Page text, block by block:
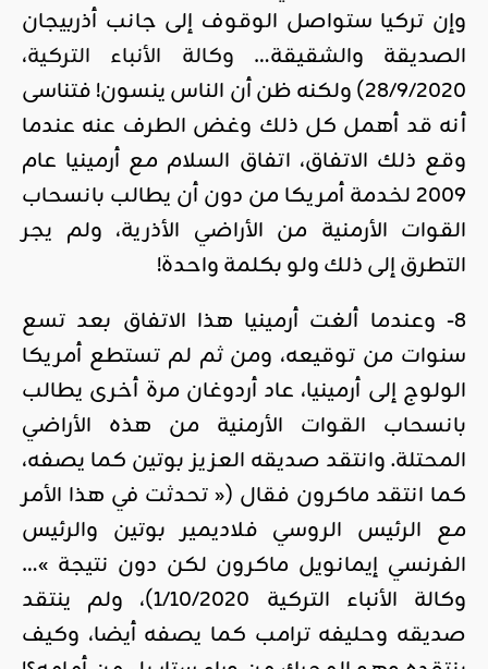
وإن تركيا ستواصل الوقوف إلى جانب أذربيجان
الصديقة والشقيقة… وكالة الأنباء التركية،
28/9/2020) ولكنه ظن أن الناس ينسون! فتناسى
أنه قد أهمل كل ذلك وغض الطرف عنه عندما
وقع ذلك الاتفاق، اتفاق السلام مع أرمينيا عام
2009 لخدمة أمريكا من دون أن يطالب بانسحاب
القوات الأرمنية من الأراضي الأذرية، ولم يجر
التطرق إلى ذلك ولو بكلمة واحدة!
8- وعندما ألغت أرمينيا هذا الاتفاق بعد تسع
سنوات من توقيعه، ومن ثم لم تستطع أمريكا
الولوج إلى أرمينيا، عاد أردوغان مرة أخرى يطالب
بانسحاب القوات الأرمنية من هذه الأراضي
المحتلة. وانتقد صديقه العزيز بوتين كما يصفه،
كما انتقد ماكرون فقال (« تحدثت في هذا الأمر
مع الرئيس الروسي فلاديمير بوتين والرئيس
الفرنسي إيمانويل ماكرون لكن دون نتيجة »…
وكالة الأنباء التركية 1/10/2020)، ولم ينتقد
صديقه وحليفه ترامب كما يصفه أيضا، وكيف